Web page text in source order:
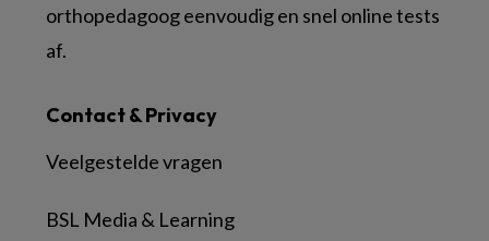
Contact & Privacy
Veelgestelde vragen
BSL Media & Learning
orthopedagoog eenvoudig en snel online tests
af.